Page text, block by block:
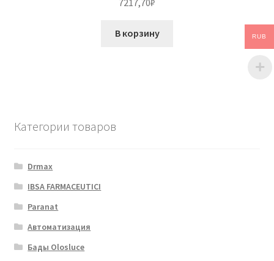
В корзину
Категории товаров
Drmax
IBSA FARMACEUTICI
Paranat
Автоматизация
Бады Olosluce
RUB